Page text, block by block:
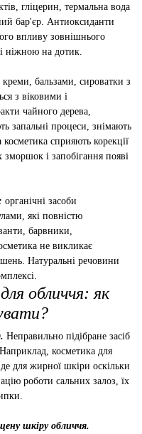
гліцерин, термальна вода
бар'єр. Антиоксиданти
впливу зовнішнього
ніжною на дотик.
креми, бальзами, сироватки з
з віковими і
чайного дерева,
запальні процеси, знімають
сприяють корекції
і запобігання появі
органічні засоби
які повністю
барвники,
не викликає
Натуральні речовини
обличчя: як
Неправильно підібране засіб
косметика для
для жирної шкіри оскільки
роботи сальних залоз, їх
шкіру обличчя.